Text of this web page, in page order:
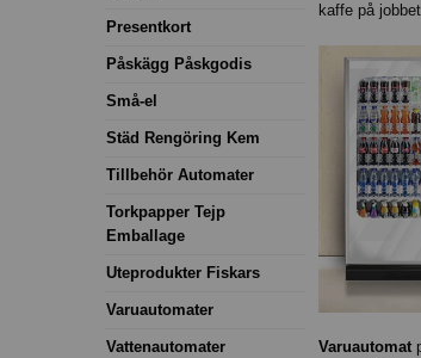
Presentkort
Påskägg Påskgodis
Små-el
Städ Rengöring Kem
Tillbehör Automater
Torkpapper Tejp
Emballage
Uteprodukter Fiskars
Varuautomater
Vattenautomater
kaffe på
Varuautomat